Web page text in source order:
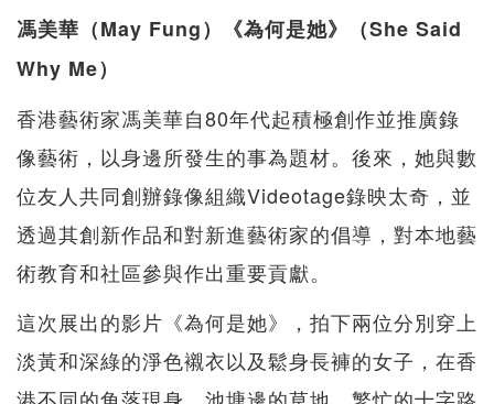
馮美華（May Fung）《為何是她》（She Said
Why Me）
香港藝術家馮美華自80年代起積極創作並推廣錄
像藝術，以身邊所發生的事為題材。後來，她與數
位友人共同創辦錄像組織Videotage錄映太奇，並
透過其創新作品和對新進藝術家的倡導，對本地藝
術教育和社區參與作出重要貢獻。
這次展出的影片《為何是她》，拍下兩位分別穿上
淡黃和深綠的淨色襯衣以及鬆身長褲的女子，在香
港不同的角落現身，池塘邊的草地、繁忙的十字路